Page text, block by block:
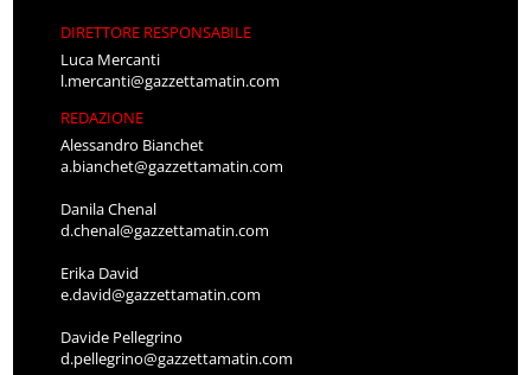
DIRETTORE RESPONSABILE
Luca Mercanti
l.mercanti@gazzettamatin.com
REDAZIONE
Alessandro Bianchet
a.bianchet@gazzettamatin.com
Danila Chenal
d.chenal@gazzettamatin.com
Erika David
e.david@gazzettamatin.com
Davide Pellegrino
d.pellegrino@gazzettamatin.com